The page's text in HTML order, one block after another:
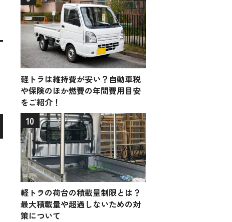
軽トラは維持費が安い？自動車税
や保険のほか燃費の年間費用目安
をご紹介！
10
軽トラの荷台の積載量制限とは？
最大積載量や超過しないための対
策について